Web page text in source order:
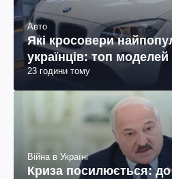
Авто
Які кросовери
українців: топ моделей
23 години тому
Війна в Україні
Криза посилюється: до